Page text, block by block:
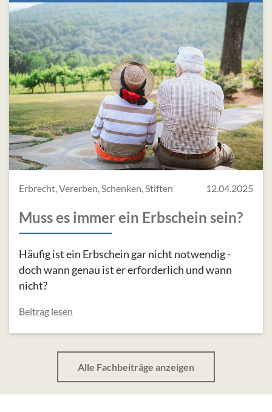
Erbrecht, Vererben, Schenken, Stiften 12.04.2025
Muss es immer ein Erbschein sein?
Häufig ist ein Erbschein gar nicht notwendig -
doch wann genau ist er erforderlich und wann
nicht?
Beitrag lesen
Alle Fachbeiträge anzeigen